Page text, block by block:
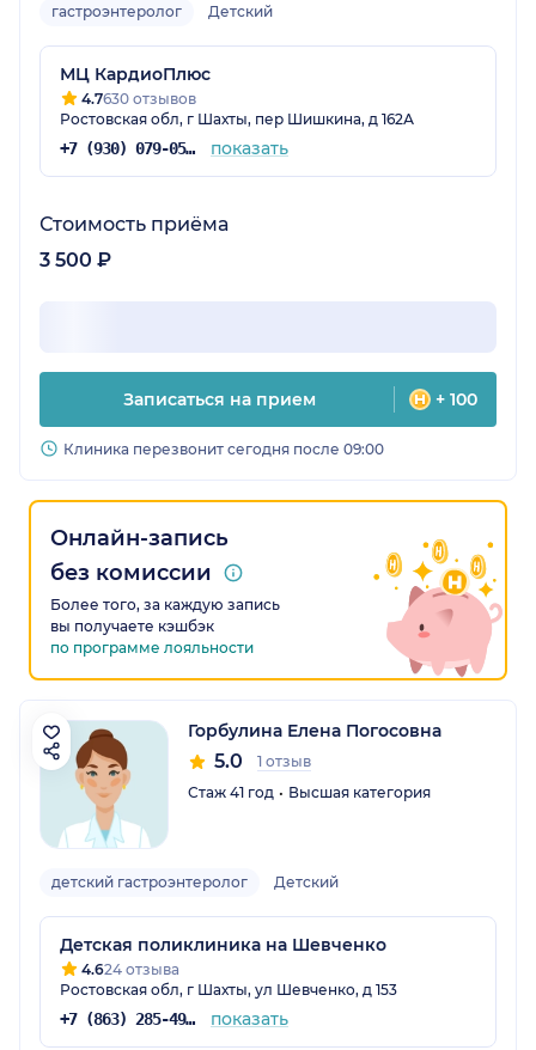
гастроэнтеролог Детский
МЦ КардиоПлюс
4.7630 отзывов
Ростовская обл, г Шахты, пер Шишкина, д 162А
+7 (930) 079-05-81 показать
Стоимость приёма
3 500 ₽
Записаться на прием + 100
Клиника перезвонит сегодня после 09:00
Онлайн-запись
без комиссии
Более того, за каждую запись
вы получаете кэшбэк
по программе лояльности
Горбулина Елена Погосовна
5.0
1 отзыв
Стаж 41 год
Высшая категория
детский гастроэнтеролог Детский
Детская поликлиника на Шевченко
4.624 отзыва
Ростовская обл, г Шахты, ул Шевченко, д 153
+7 (863) 285-49-03 показать